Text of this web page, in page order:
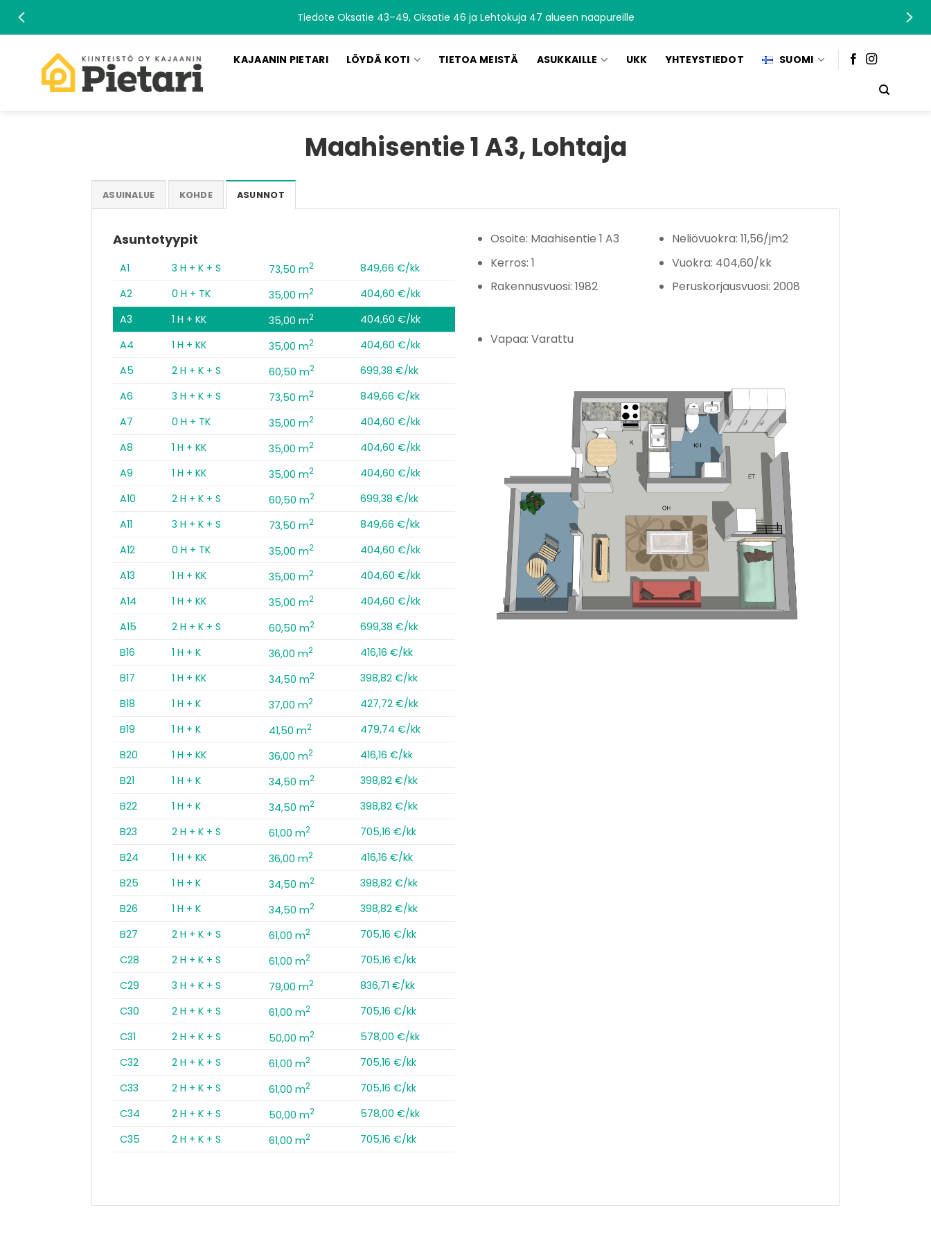
Tiedote Oksatie 43–49, Oksatie 46 ja Lehtokuja 47 alueen naapureille
KAJAANIN PIETARI LÖYDÄ KOTI TIETOA MEISTÄ ASUKKAILLE UKK YHTEYSTIEDOT SUOMI
Maahisentie 1 A3, Lohtaja
ASUINALUE KOHDE ASUNNOT
Asuntotyypit
A1 3 H + K + S 73,50 m2
849,66 €/kk
A2
0 H + TK 35,00 m2
404,60 €/kk
A3
1 H + KK 35,00 m2
404,60 €/kk
A4
1 H + KK 35,00 m2
404,60 €/kk
A5
2 H + K + S 60,50 m2
699,38 €/kk
A6
3 H + K + S 73,50 m2
849,66 €/kk
A7
0 H + TK 35,00 m2
404,60 €/kk
A8
1 H + KK 35,00 m2
404,60 €/kk
A9
1 H + KK 35,00 m2
404,60 €/kk
A10
2 H + K + S 60,50 m2
699,38 €/kk
A11
3 H + K + S 73,50 m2
849,66 €/kk
A12
0 H + TK 35,00 m2
404,60 €/kk
A13
1 H + KK 35,00 m2
404,60 €/kk
A14
1 H + KK 35,00 m2
404,60 €/kk
A15
2 H + K + S 60,50 m2
699,38 €/kk
B16
1 H + K 36,00 m2
416,16 €/kk
B17
1 H + KK 34,50 m2
398,82 €/kk
B18
1 H + K 37,00 m2
427,72 €/kk
B19
1 H + K 41,50 m2
479,74 €/kk
B20
1 H + KK 36,00 m2
416,16 €/kk
B21
1 H + K 34,50 m2
398,82 €/kk
B22
1 H + K 34,50 m2
398,82 €/kk
B23
2 H + K + S 61,00 m2
705,16 €/kk
B24
1 H + KK 36,00 m2
416,16 €/kk
B25
1 H + K 34,50 m2
398,82 €/kk
B26
1 H + K 34,50 m2
398,82 €/kk
B27
2 H + K + S 61,00 m2
705,16 €/kk
C28
2 H + K + S 61,00 m2
705,16 €/kk
C29
3 H + K + S 79,00 m2
836,71 €/kk
C30
2 H + K + S 61,00 m2
705,16 €/kk
C31
2 H + K + S 50,00 m2
578,00 €/kk
C32
2 H + K + S 61,00 m2
705,16 €/kk
C33
2 H + K + S 61,00 m2
705,16 €/kk
C34
2 H + K + S 50,00 m2
578,00 €/kk
C35
2 H + K + S 61,00 m2 705,16 €/kk
Osoite: Maahisentie 1 A3
Kerros: 1
Rakennusvuosi: 1982
Neliövuokra: 11,56/jm2
Vuokra: 404,60/kk
Peruskorjausvuosi: 2008
Vapaa: Varattu